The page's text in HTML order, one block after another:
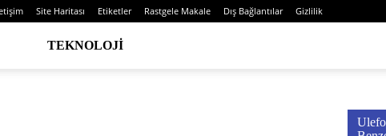
Site Haritası Etiketler Rastgele Makale Dış Bağlantılar Gizlilik
TEKNOLOJI